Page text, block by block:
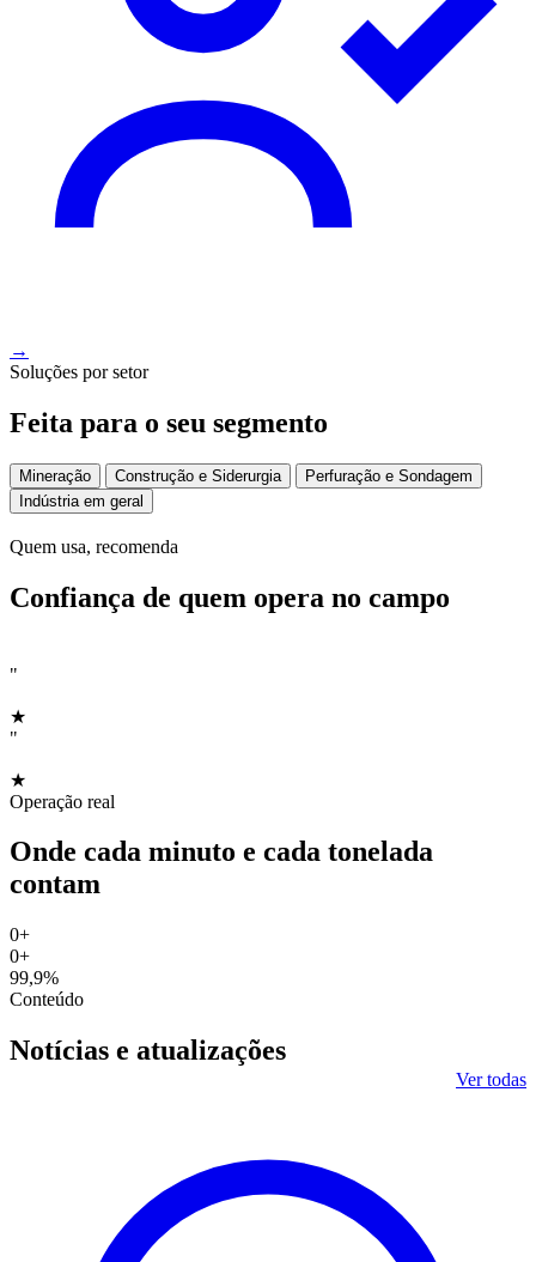
→
Soluções por setor
Feita para o seu segmento
Mineração Construção e Siderurgia
Perfuração e Sondagem
Indústria em geral
Quem usa, recomenda
Confiança de quem opera no campo
"
★
"
★
Operação real
Onde cada minuto e cada tonelada
contam
0+
0+
99,9%
Conteúdo
Notícias e atualizações
Ver todas